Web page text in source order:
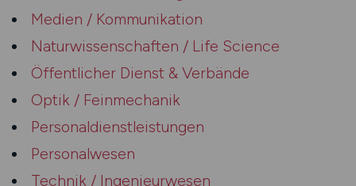
Medien / Kommunikation
Naturwissenschaften / Life Science
Öffentlicher Dienst & Verbände
Optik / Feinmechanik
Personaldienstleistungen
Personalwesen
Technik / Ingenieurwesen